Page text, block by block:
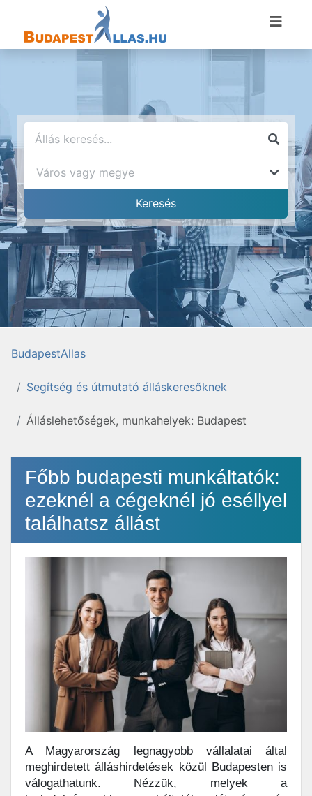
BudapestAllas
Segítség és útmutató álláskeresőknek
Álláslehetőségek, munkahelyek: Budapest
Főbb budapesti munkáltatók:
ezeknél a cégeknél jó eséllyel
találhatsz állást
A Magyarország legnagyobb vállalatai által
meghirdetett álláshirdetések közül Budapesten is
válogathatunk. Nézzük, melyek a